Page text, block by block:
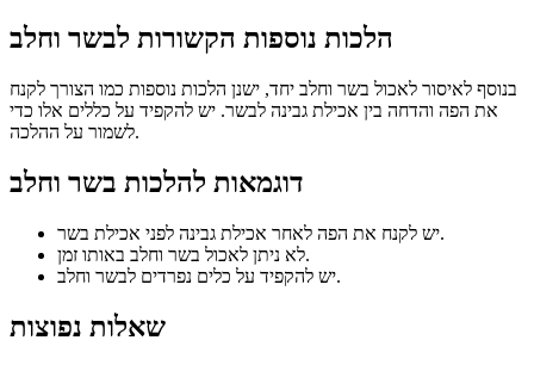
הלכות נוספות הקשורות לבשר וחלב
בנוסף לאיסור לאכול בשר וחלב יחד, ישנן הלכות נוספות כמו הצורך לקנח
את הפה והדחה בין אכילת גבינה לבשר. יש להקפיד על כללים אלו כדי
לשמור על ההלכה.
דוגמאות להלכות בשר וחלב
יש לקנח את הפה לאחר אכילת גבינה לפני אכילת בשר.
לא ניתן לאכול בשר וחלב באותו זמן.
יש להקפיד על כלים נפרדים לבשר וחלב.
שאלות נפוצות